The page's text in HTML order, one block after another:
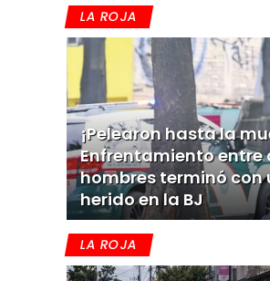
LA ROJA
¡Pelearon hasta la
Enfrentamiento entre
hombres terminó con
herido en la BJ
LA ROJA